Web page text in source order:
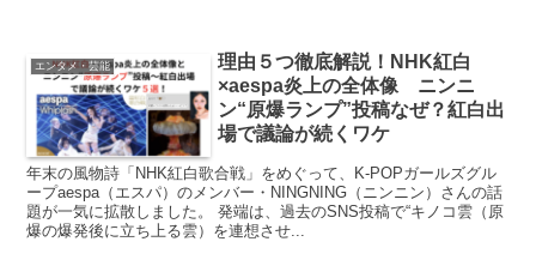
エンタメ・芸能
理由５つ徹底解説！NHK紅白
×aespa炎上の全体像 ニンニ
ン“原爆ランプ”投稿なぜ？紅白出
場で議論が続くワケ
年末の風物詩「NHK紅白歌合戦」をめぐって、K-POPガールズグル
ープaespa（エスパ）のメンバー・NINGNING（ニンニン）さんの話
題が一気に拡散しました。 発端は、過去のSNS投稿で“キノコ雲（原
爆の爆発後に立ち上る雲）を連想させ...